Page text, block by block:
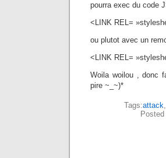
pourra exec du code
<LINK REL=
ou plutot avec un
<LINK REL=
Woila woilou , donc
pire ~_~)*
Tags:attack,
Posted